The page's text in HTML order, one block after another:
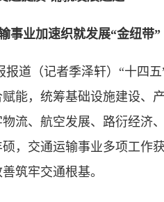
事业加速织就发展“金纽带”
报道（记者季泽轩）“十四
能，统筹基础设施建设、
流、航空发展、路衍经济
，交通运输事业多项工作
筑牢交通根基。